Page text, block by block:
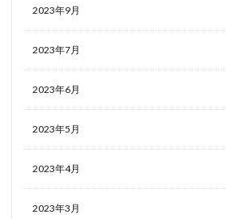
2023年9月
2023年7月
2023年6月
2023年5月
2023年4月
2023年3月